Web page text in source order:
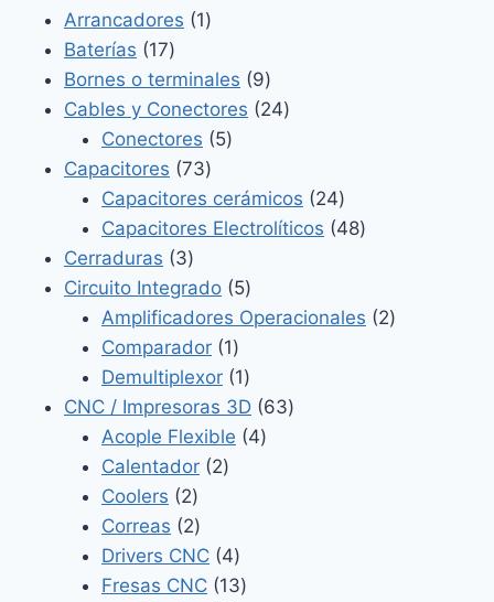
productos
Arrancadores 11
Baterías 1717
productos
Bornes o terminales 99
productos
Cables y Conectores 2424
Conectores 55
Capacitores 7373
productos
Capacitores cerámicos 2424
productos
Capacitores Electrolíticos 4848
Cerraduras 33
productos
Circuito Integrado 55
productos
Amplificadores Operacionales 22
Comparador 11
producto
Demultiplexor 11
producto
CNC / Impresoras 3D 6363
Acople Flexible 44
Calentador 22
Coolers 22
productos
Correas 22
productos
Drivers CNC 44
productos
Fresas CNC 1313